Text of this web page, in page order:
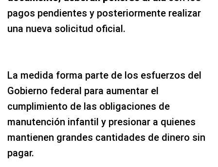
pagos pendientes y posteriormente realizar
una nueva solicitud oficial.
La medida forma parte de los esfuerzos del
Gobierno federal para aumentar el
cumplimiento de las obligaciones de
manutención infantil y presionar a quienes
mantienen grandes cantidades de dinero sin
pagar.